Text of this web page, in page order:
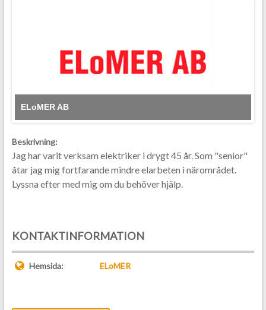
ELoMER AB
Beskrivning:
Jag har varit verksam elektriker i drygt 45 år. Som "senior"
åtar jag mig fortfarande mindre elarbeten i närområdet.
Lyssna efter med mig om du behöver hjälp.
KONTAKTINFORMATION
Hemsida: ELoMER